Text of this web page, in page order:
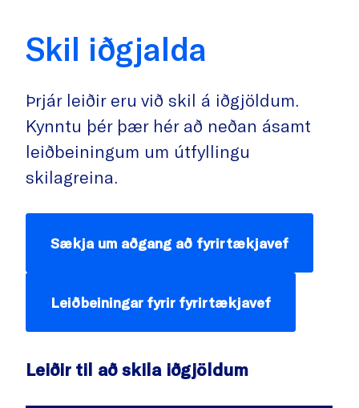
Skil iðgjalda
Þrjár leiðir eru við skil á iðgjöldum.
Kynntu þér þær hér að neðan ásamt
leiðbeiningum um útfyllingu
skilagreina.
Sækja um aðgang að fyrirtækjavef
Leiðbeiningar fyrir fyrirtækjavef
Leiðir til að skila iðgjöldum